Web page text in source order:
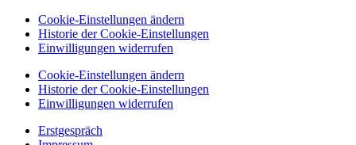
Cookie-Einstellungen ändern
Historie der Cookie-Einstellungen
Einwilligungen widerrufen
Cookie-Einstellungen ändern
Historie der Cookie-Einstellungen
Einwilligungen widerrufen
Erstgespräch